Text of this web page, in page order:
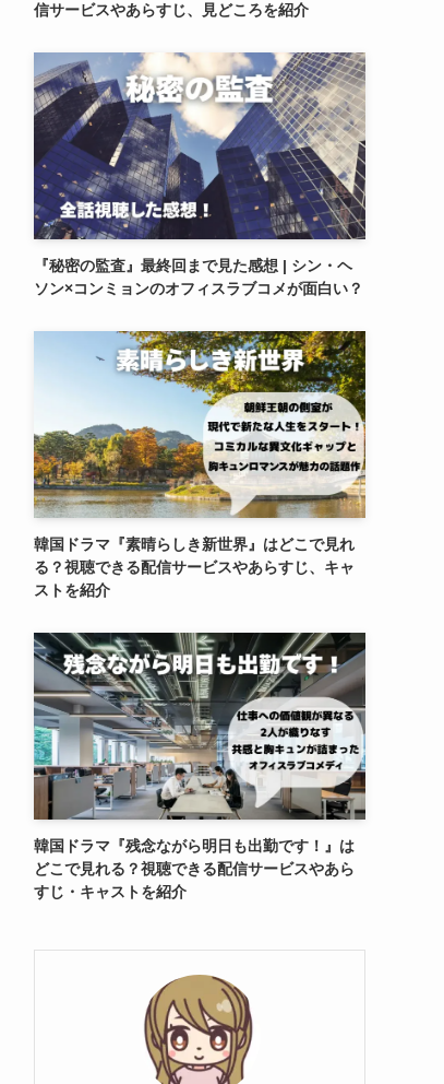
信サービスやあらすじ、見どころを紹介
『秘密の監査』最終回まで見た感想 | シン・ヘ
ソン×コンミョンのオフィスラブコメが面白い？
韓国ドラマ『素晴らしき新世界』はどこで見れ
る？視聴できる配信サービスやあらすじ、キャ
ストを紹介
韓国ドラマ『残念ながら明日も出勤です！』は
どこで見れる？視聴できる配信サービスやあら
すじ・キャストを紹介